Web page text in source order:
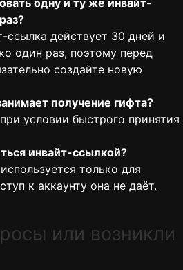
ссылка действует 30 дней и
один раз, поэтому перед
создайте новую
получение гифта?
условии быстрого принятия
инвайт-ссылкой?
только для
к аккаунту она не даёт.
или возникли